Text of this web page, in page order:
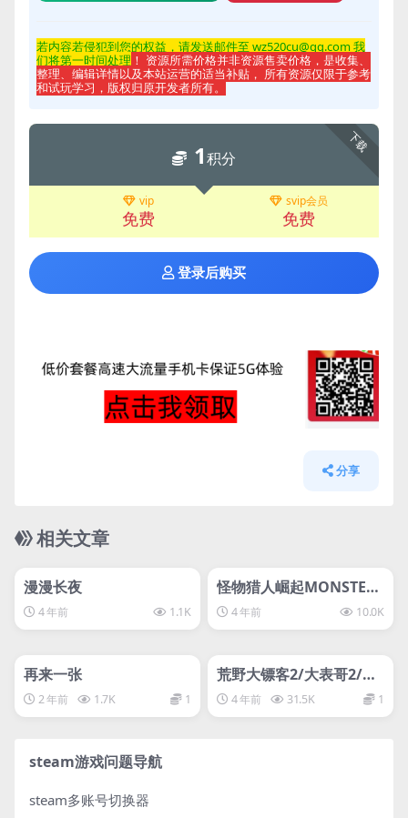
若内容若侵犯到您的权益，请发送邮件至 wz520cu@qq.com 我
们将第一时间处理 ！ 资源所需价格并非资源售卖价格，是收集、
整理、编辑详情以及本站运营的适当补贴， 所有资源仅限于参考
和试玩学习，版权归原开发者所有。
下载
1积分
vip
免费
svip会员
免费
登录后购买
分享
相关文章
漫漫长夜
4 年前 1.1K
svip专属
怪物猎人崛起MONSTER
HUNTER RISE: SUNBRE
AK DEMO怪物猎人崛起
4 年前 10.0K
再来一张
2 年前 1.7K 1
svip专属
荒野大镖客2/大表哥2/救
赎终极版/Red Dead Red
emption 2: Ultimate Ed
4 年前 31.5K 1
steam游戏问题导航
steam多账号切换器